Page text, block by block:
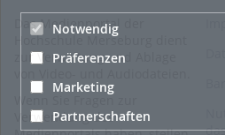
Notwendig
Präferenzen
Marketing
Partnerschaften
Das Medienportal der
Hochschule Merseburg dient
zur Verwaltung und Ablage
Wenn Sie Fragen zur
Verwendung des